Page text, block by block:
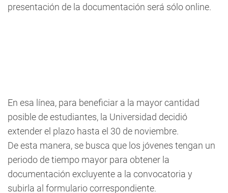
presentación de la documentación será sólo online.
En esa línea, para beneficiar a la mayor cantidad
posible de estudiantes, la Universidad decidió
extender el plazo hasta el 30 de noviembre.
De esta manera, se busca que los jóvenes tengan un
periodo de tiempo mayor para obtener la
documentación excluyente a la convocatoria y
subirla al formulario correspondiente.